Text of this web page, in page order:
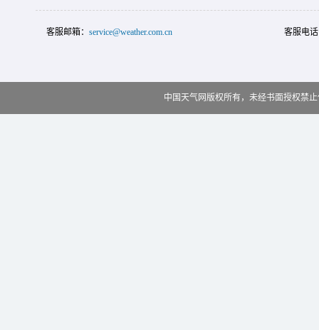
客服邮箱： service@weather.com.cn 客服电
中国天气网版权所有，未经书面授权